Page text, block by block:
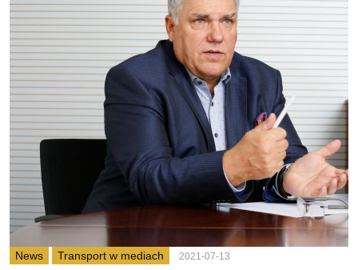
News Transport w mediach 2021-07-13